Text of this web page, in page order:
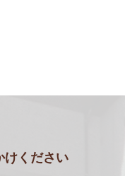
けください